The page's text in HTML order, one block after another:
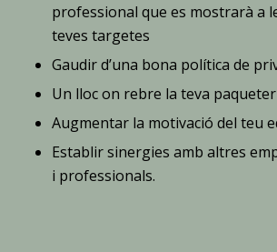
professional que es mostrarà a
teves targetes
Gaudir d’una bona política de
Un lloc on rebre la teva
Augmentar la motivació del teu
Establir sinergies amb altres
i professionals.